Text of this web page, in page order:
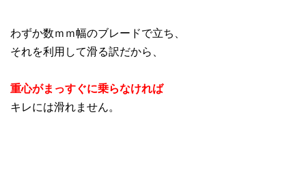
わずか数ｍｍ幅のブレードで立ち、
それを利用して滑る訳だから、
重心がまっすぐに乗らなければ
キレには滑れません。